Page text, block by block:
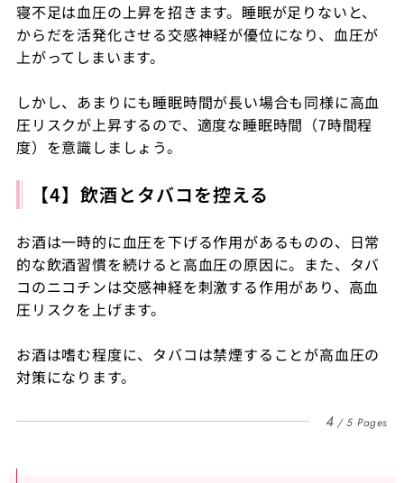
寝不足は血圧の上昇を招きます。睡眠が足りないと、
からだを活発化させる交感神経が優位になり、血圧が
上がってしまいます。
しかし、あまりにも睡眠時間が長い場合も同様に高血
圧リスクが上昇するので、適度な睡眠時間（7時間程
度）を意識しましょう。
【4】飲酒とタバコを控える
お酒は一時的に血圧を下げる作用があるものの、日常
的な飲酒習慣を続けると高血圧の原因に。また、タバ
コのニコチンは交感神経を刺激する作用があり、高血
圧リスクを上げます。
お酒は嗜む程度に、タバコは禁煙することが高血圧の
対策になります。
4 5 Pages